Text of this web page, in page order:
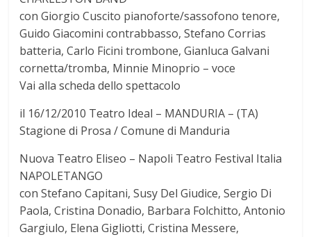
con Giorgio Cuscito pianoforte/sassofono tenore,
Guido Giacomini contrabbasso, Stefano Corrias
batteria, Carlo Ficini trombone, Gianluca Galvani
cornetta/tromba, Minnie Minoprio – voce
Vai alla scheda dello spettacolo
il 16/12/2010 Teatro Ideal – MANDURIA – (TA)
Stagione di Prosa / Comune di Manduria
Nuova Teatro Eliseo – Napoli Teatro Festival Italia
NAPOLETANGO
con Stefano Capitani, Susy Del Giudice, Sergio Di
Paola, Cristina Donadio, Barbara Folchitto, Antonio
Gargiulo, Elena Gigliotti, Cristina Messere,